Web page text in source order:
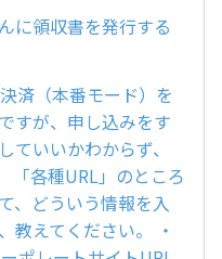
に領収書を発行する
済（本番モード）を
すが、申し込みをす
ていいかわからず、
「各種URL」のところ
、どういう情報を入
教えてください。 ・